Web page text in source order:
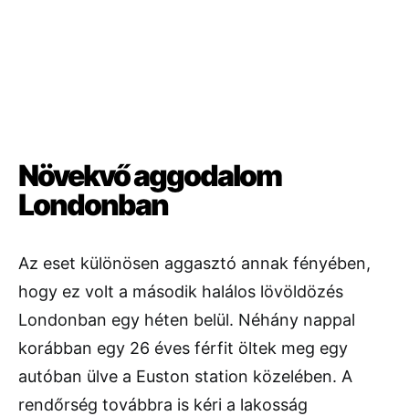
Növekvő aggodalom
Londonban
Az eset különösen aggasztó annak fényében,
hogy ez volt a második halálos lövöldözés
Londonban egy héten belül. Néhány nappal
korábban egy 26 éves férfit öltek meg egy
autóban ülve a Euston station közelében. A
rendőrség továbbra is kéri a lakosság